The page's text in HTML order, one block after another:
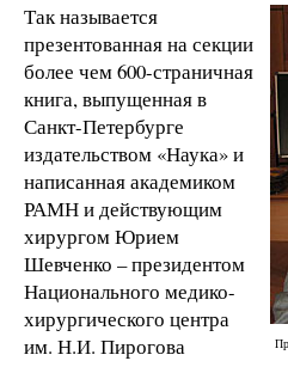
Так называется
презентованная на секции
более чем 600-страничная
книга, выпущенная в
Санкт-Петербурге
издательством «Наука» и
написанная академиком
РАМН и действующим
хирургом Юрием
Шевченко – президентом
Национального медико-
хирургического центра
им. Н.И. Пирогова